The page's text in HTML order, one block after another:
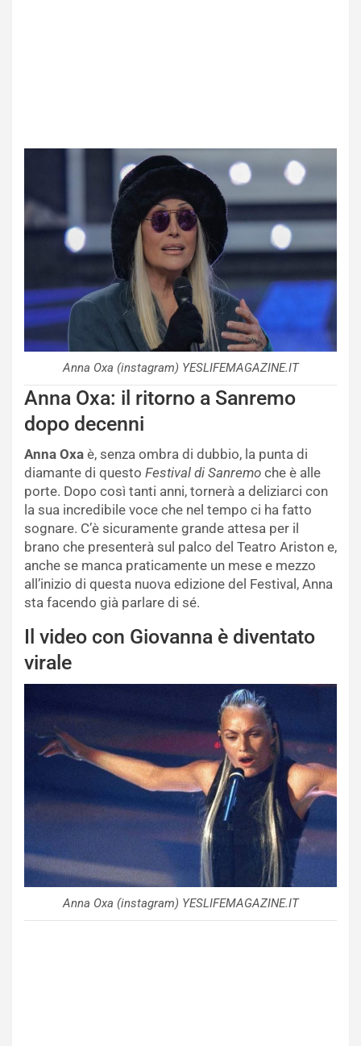
Anna Oxa (instagram) YESLIFEMAGAZINE.IT
Anna Oxa: il ritorno a Sanremo
dopo decenni
Anna Oxa è, senza ombra di dubbio, la punta di
diamante di questo Festival di Sanremo che è alle
porte. Dopo così tanti anni, tornerà a deliziarci con
la sua incredibile voce che nel tempo ci ha fatto
sognare. C’è sicuramente grande attesa per il
brano che presenterà sul palco del Teatro Ariston e,
anche se manca praticamente un mese e mezzo
all’inizio di questa nuova edizione del Festival, Anna
sta facendo già parlare di sé.
Il video con Giovanna è diventato
virale
Anna Oxa (instagram) YESLIFEMAGAZINE.IT